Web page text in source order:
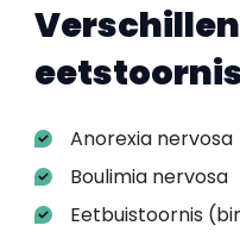
Anorexia nervosa
Boulimia nervosa
Eetbuistoornis